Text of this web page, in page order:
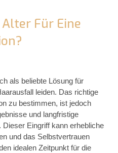
Alter Für Eine
als beliebte Lösung für
leiden. Das richtige
zu bestimmen, ist jedoch
und langfristige
Eingriff kann erhebliche
und das Selbstvertrauen
idealen Zeitpunkt für die